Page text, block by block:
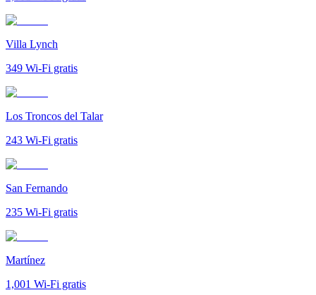
Villa Lynch
349 Wi-Fi gratis
Los Troncos del Talar
243 Wi-Fi gratis
San Fernando
235 Wi-Fi gratis
Martínez
1,001 Wi-Fi gratis